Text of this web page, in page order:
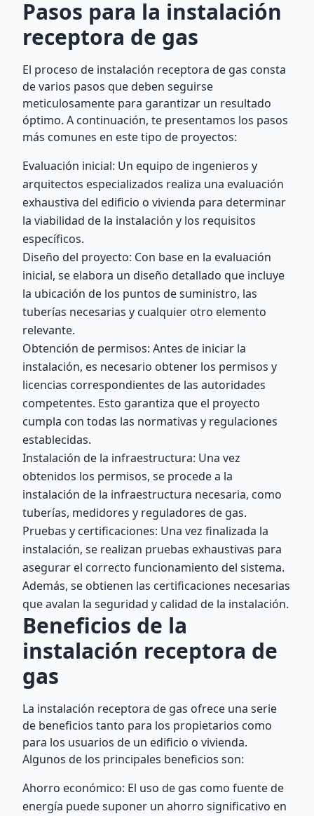
Pasos para la instalación
receptora de gas
El proceso de instalación receptora de gas consta
de varios pasos que deben seguirse
meticulosamente para garantizar un resultado
óptimo. A continuación, te presentamos los pasos
más comunes en este tipo de proyectos:
Evaluación inicial: Un equipo de ingenieros y
arquitectos especializados realiza una evaluación
exhaustiva del edificio o vivienda para determinar
la viabilidad de la instalación y los requisitos
específicos.
Diseño del proyecto: Con base en la evaluación
inicial, se elabora un diseño detallado que incluye
la ubicación de los puntos de suministro, las
tuberías necesarias y cualquier otro elemento
relevante.
Obtención de permisos: Antes de iniciar la
instalación, es necesario obtener los permisos y
licencias correspondientes de las autoridades
competentes. Esto garantiza que el proyecto
cumpla con todas las normativas y regulaciones
establecidas.
Instalación de la infraestructura: Una vez
obtenidos los permisos, se procede a la
instalación de la infraestructura necesaria, como
tuberías, medidores y reguladores de gas.
Pruebas y certificaciones: Una vez finalizada la
instalación, se realizan pruebas exhaustivas para
asegurar el correcto funcionamiento del sistema.
Además, se obtienen las certificaciones necesarias
que avalan la seguridad y calidad de la instalación.
Beneficios de la
instalación receptora de
gas
La instalación receptora de gas ofrece una serie
de beneficios tanto para los propietarios como
para los usuarios de un edificio o vivienda.
Algunos de los principales beneficios son:
Ahorro económico: El uso de gas como fuente de
energía puede suponer un ahorro significativo en